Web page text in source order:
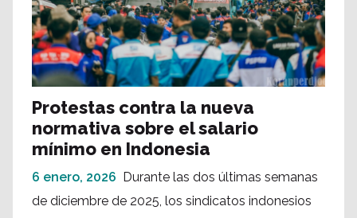
Protestas contra la nueva
normativa sobre el salario
mínimo en Indonesia
6 enero, 2026
Durante las dos últimas semanas
de diciembre de 2025, los sindicatos indonesios